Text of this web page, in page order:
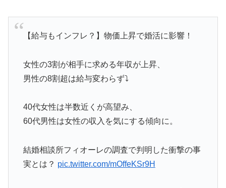
【給与もインフレ？】物価上昇で婚活に影響！
女性の3割が相手に求める年収が上昇、
男性の8割超は給与変わらず⤵
40代女性は半数近くが高望み、
60代男性は女性の収入を気にする傾向に。
結婚相談所フィオーレの調査で判明した衝撃の事
実とは？ pic.twitter.com/mOffeKSr9H